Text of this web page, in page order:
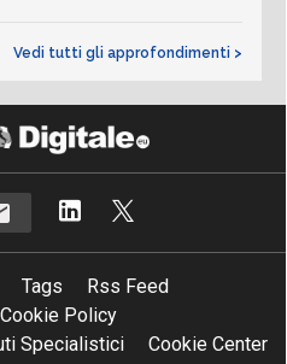
Vedi tutti gli approfondimenti >
Tags
Rss Feed
Policy
Specialistici
Cookie Center